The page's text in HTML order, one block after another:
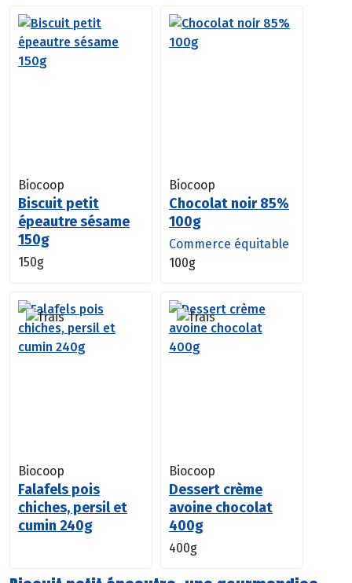
Biocoop
Biscuit petit
épeautre sésame
150g
150g
Biocoop
Chocolat noir 85%
100g
Commerce équitable
100g
Biocoop
Falafels pois
chiches, persil et
cumin 240g
Biocoop
Dessert crème
avoine chocolat
400g
400g